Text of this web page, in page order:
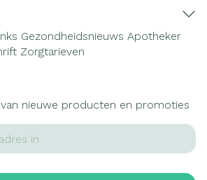
Gezondheidsnieuws Apotheker
Zorgtarieven
nieuwe producten en promoties